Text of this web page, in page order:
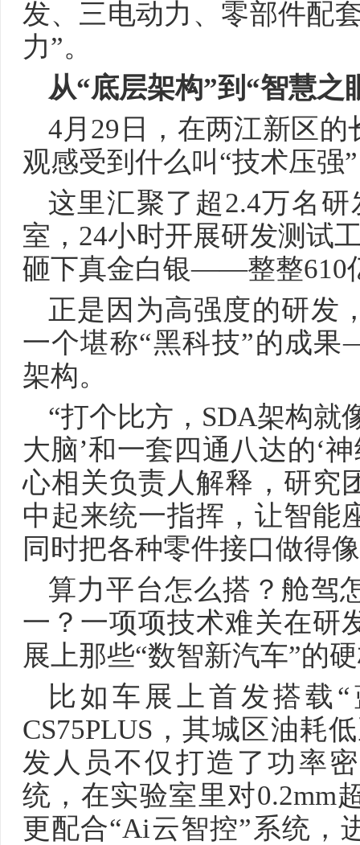
发、三电动力、零部件配
力”。
从“底层架构”到“智慧之
4月29日，在两江新区
观感受到什么叫“技术压强
这里汇聚了超2.4万名
室，24小时开展研发测试
砸下真金白银——整整610
正是因为高强度的研发
一个堪称“黑科技”的成
架构。
“打个比方，SDA架构就
大脑’和一套四通八达的‘
心相关负责人解释，研究
中起来统一指挥，让智能
同时把各种零件接口做得
算力平台怎么搭？舱驾
一？一项项技术难关在研
展上那些“数智新汽车”的
比如车展上首发搭载
CS75PLUS，其城区油耗
发人员不仅打造了功率
统，在实验室里对0.2mm
更配合“Ai云智控”系统，